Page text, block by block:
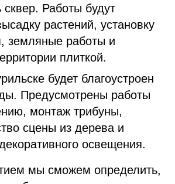
сквер. Работы будут
растений, установку
земляные работы и
плиткой.
будет благоустроен
Предусмотрены работы
монтаж трибуны,
сцены из дерева и
освещения.
мы сможем определить,